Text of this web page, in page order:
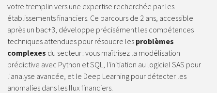
votre tremplin vers une expertise recherchée par les
établissements financiers. Ce parcours de 2 ans, accessible
après un bac+3, développe précisément les compétences
techniques attendues pour résoudre les problèmes
complexes du secteur : vous maîtrisez la modélisation
prédictive avec Python et SQL, l'initiation au logiciel SAS pour
l'analyse avancée, et le Deep Learning pour détecter les
anomalies dans les flux financiers.